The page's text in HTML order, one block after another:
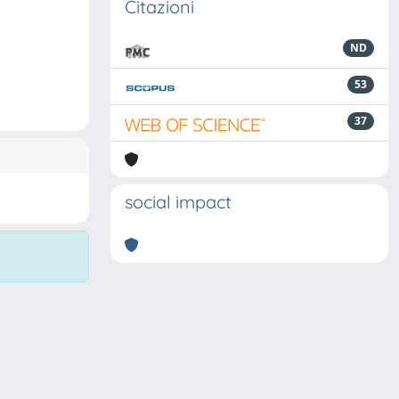
Citazioni
ND
53
37
social impact